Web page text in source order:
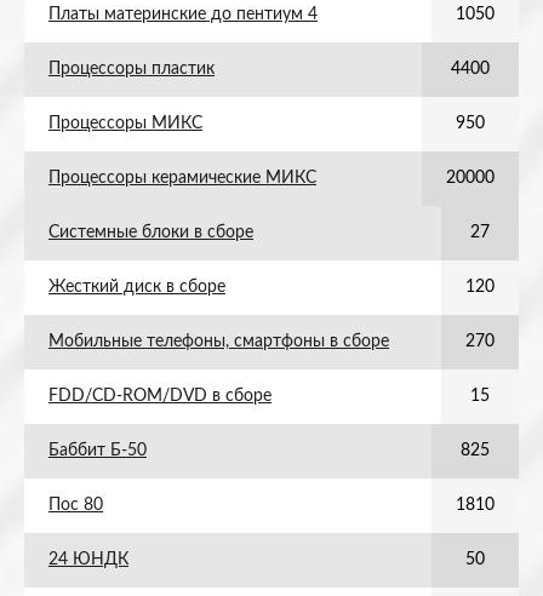
Платы материнские до пентиум 4 1050
Процессоры пластик 4400
Процессоры МИКС 950
Процессоры керамические МИКС 20000
Системные блоки в сборе 27
Жесткий диск в сборе 120
Мобильные телефоны, смартфоны в сборе 270
FDD/CD-ROM/DVD в сборе 15
Баббит Б-50 825
Пос 80 1810
24 ЮНДК 50